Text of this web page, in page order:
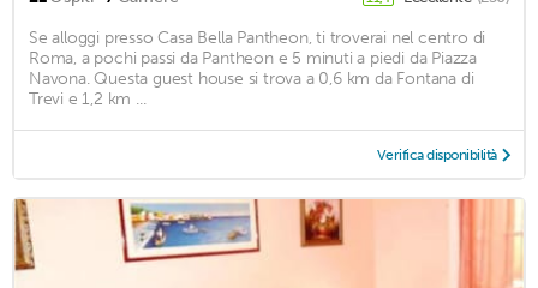
Se alloggi presso Casa Bella Pantheon, ti troverai nel centro di
Roma, a pochi passi da Pantheon e 5 minuti a piedi da Piazza
Navona. Questa guest house si trova a 0,6 km da Fontana di
Trevi e 1,2 km ...
Verifica disponibilità